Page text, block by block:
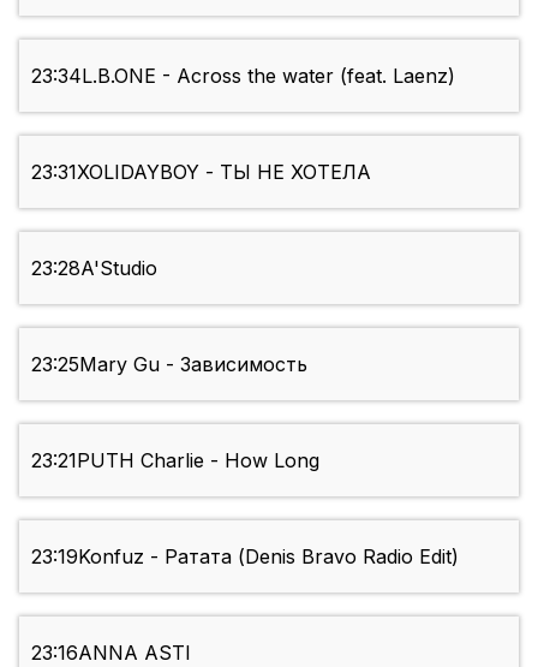
23:34L.B.ONE - Across the water (feat. Laenz)
23:31XOLIDAYBOY - ТЫ НЕ ХОТЕЛА
23:28A'Studio
23:25Mary Gu - Зависимость
23:21PUTH Charlie - How Long
23:19Konfuz - Ратата (Denis Bravo Radio Edit)
23:16ANNA ASTI